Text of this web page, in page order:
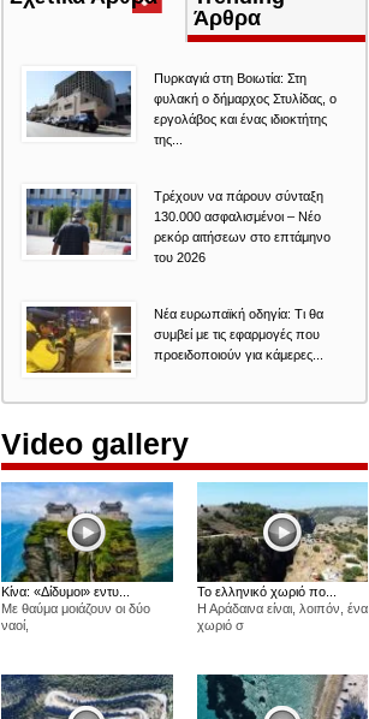
καρτέλα)
Άρθρα
Πυρκαγιά στη Βοιωτία: Στη
φυλακή ο δήμαρχος Στυλίδας, ο
εργολάβος και ένας ιδιοκτήτης
της...
Τρέχουν να πάρουν σύνταξη
130.000 ασφαλισμένοι – Νέο
ρεκόρ αιτήσεων στο επτάμηνο
του 2026
Νέα ευρωπαϊκή οδηγία: Τι θα
συμβεί με τις εφαρμογές που
προειδοποιούν για κάμερες...
Video gallery
Κίνα: «Δίδυμοι» εντυ...
Με θαύμα μοιάζουν οι δύο
ναοί,
Το ελληνικό χωριό πο...
Η Αράδαινα είναι, λοιπόν, ένα
χωριό σ